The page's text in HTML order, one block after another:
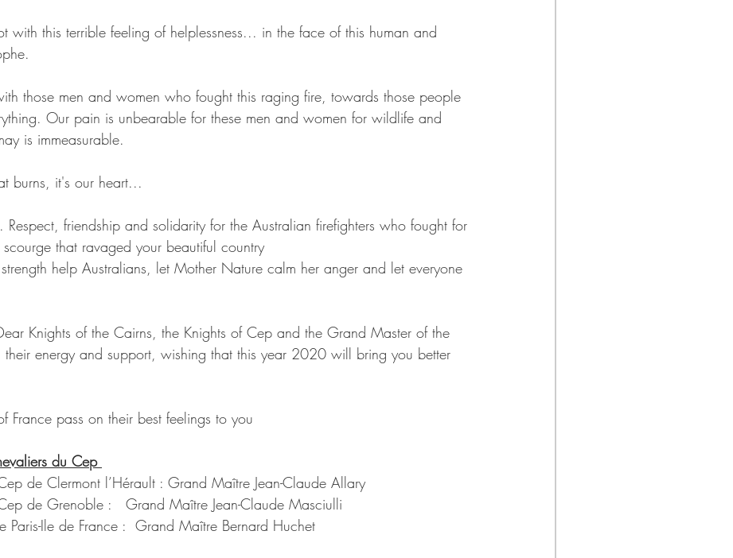
with this terrible feeling of helplessness... in the face of this human and
those men and women who fought this raging fire, towards those people
Our pain is unbearable for these men and women for wildlife and
is immeasurable.
burns, it's our heart...
friendship and solidarity for the Australian firefighters who fought for
that ravaged your beautiful country
help Australians, let Mother Nature calm her anger and let everyone
Knights of the Cairns, the Knights of Cep and the Grand Master of the
energy and support, wishing that this year 2020 will bring you better
France pass on their best feelings to you
du Cep
de Clermont l’Hérault : Grand Maître Jean-Claude Allary
de Grenoble :   Grand Maître Jean-Claude Masciulli
Paris-Ile de France :  Grand Maître Bernard Huchet